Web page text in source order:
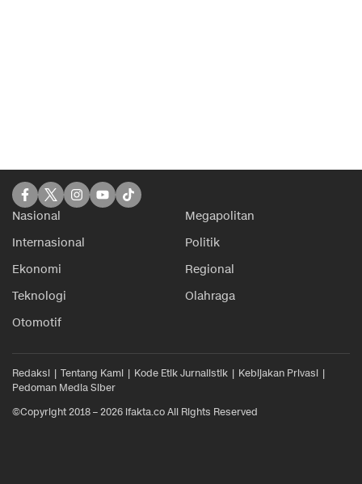
Nasional
Megapolitan
Internasional
Politik
Ekonomi
Regional
Teknologi
Olahraga
Otomotif
Redaksi Tentang Kami Kode Etik Jurnalistik
Kebijakan Privasi
Pedoman Media Siber
©Copyright 2018 – 2026 ifakta.co All Rights Reserved